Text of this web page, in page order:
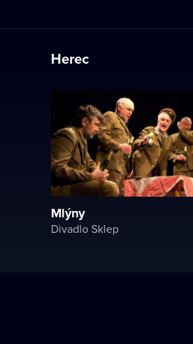
Herec
Mlýny
Divadlo Sklep